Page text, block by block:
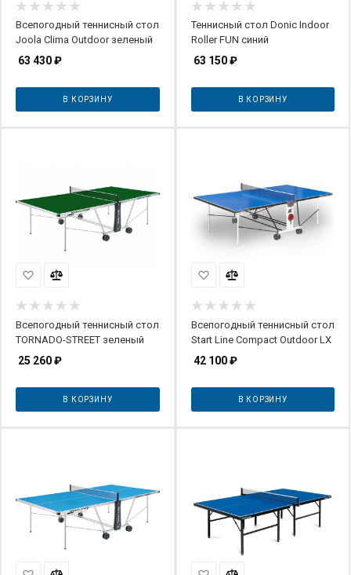
Всепогодный теннисный стол
Joola Clima Outdoor зеленый
63 430₽
В КОРЗИНУ
Теннисный стол Donic Indoor
Roller FUN синий
63 150₽
В КОРЗИНУ
Всепогодный теннисный стол
TORNADO-STREET зеленый
25 260₽
В КОРЗИНУ
Всепогодный теннисный стол
Start Line Compact Outdoor LX
42 100₽
В КОРЗИНУ